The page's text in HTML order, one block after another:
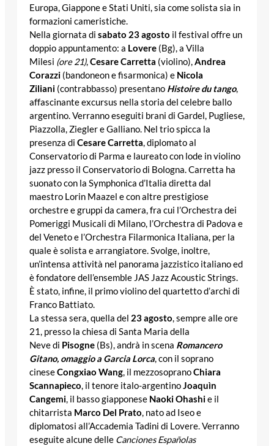
Europa, Giappone e Stati Uniti, sia come solista sia in
formazioni cameristiche.
Nella giornata di sabato 23 agosto il festival offre un
doppio appuntamento: a Lovere (Bg), a Villa
Milesi (ore 21),Cesare Carretta (violino),Andrea
Corazzi (bandoneon e fisarmonica) e Nicola
Ziliani (contrabbasso) presentano Histoire du tango,
affascinante excursus nella storia del celebre ballo
argentino. Verranno eseguiti brani di Gardel, Pugliese,
Piazzolla, Ziegler e Galliano. Nel trio spicca la
presenza di Cesare Carretta, diplomato al
Conservatorio di Parma e laureato con lode in violino
jazz presso il Conservatorio di Bologna. Carretta ha
suonato con la Symphonica d’Italia diretta dal
maestro Lorin Maazel e con altre prestigiose
orchestre e gruppi da camera, fra cui l’Orchestra dei
Pomeriggi Musicali di Milano, l’Orchestra di Padova e
del Veneto e l’Orchestra Filarmonica Italiana, per la
quale è solista e arrangiatore. Svolge, inoltre,
un’intensa attività nel panorama jazzistico italiano ed
è fondatore dell’ensemble JAS Jazz Acoustic Strings.
È stato, infine, il primo violino del quartetto d’archi di
Franco Battiato.
La stessa sera, quella del 23 agosto, sempre alle ore
21, presso la chiesa di Santa Maria della
Neve di Pisogne (Bs), andrà in scena Romancero
Gitano, omaggio a Garcia Lorca, con il soprano
cineseCongxiao Wang, il mezzosopranoChiara
Scannapieco, il tenore italo-argentinoJoaquìn
Cangemi, il basso giapponese Naoki Ohashie il
chitarrista Marco Del Prato, nato ad Iseo e
diplomatosi all’Accademia Tadini di Lovere. Verranno
eseguite alcune delle Canciones Españolas